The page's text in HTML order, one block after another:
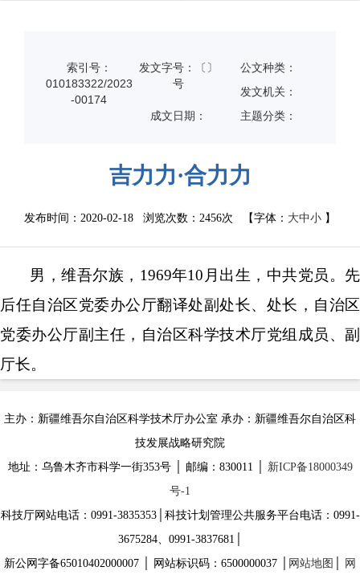
索引号：
010183322/2023
-00174
发文字号：〔〕
号
公文种类：
发文机关：
成文日期：
主题分类：
吉力力·合力力
发布时间：2020-02-18 浏览次数： 2456次 【字体： 大中小 】
男，维吾尔族，1969年10月出生， 中共党员 。先
后任自治区党委办公厅翻译处副处长、处长 ， 自治区
党委办公厅副主任 ， 自治区科学技术厅党组成员、副
厅长。
主办：新疆维吾尔自治区科学技术厅办公室 承办：新疆维吾尔自治区科
技发展战略研究院
地址：乌鲁木齐市科学一街353号 │ 邮编：830011 │ 新ICP备18000349
号-1
科技厅网站电话：0991-3835353│科技计划管理公共服务平台电话：0991-
3675284、0991-3837681│
新公网字备65010402000007 │ 网站标识码：6500000037 │
网站地图 网